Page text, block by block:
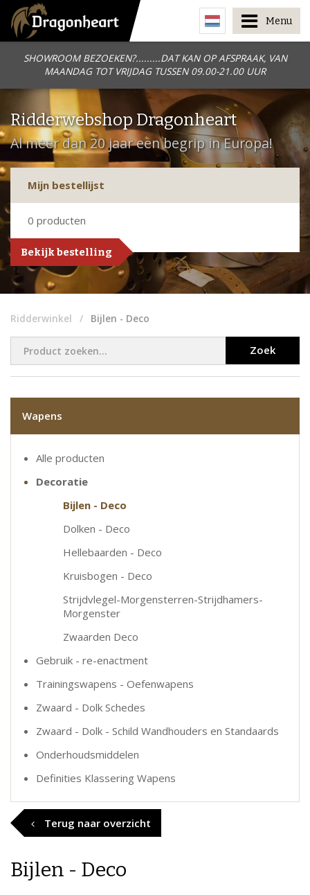
SHOWROOM BEZOEKEN?.........DAT KAN OP AFSPRAAK, VAN
MAANDAG TOT VRIJDAG TUSSEN 09.00-21.00 UUR
Menu
Ridderwebshop Dragonheart
Al meer dan 20 jaar een begrip in Europa!
Mijn bestellijst
0 producten
Bekijk bestelling
Ridderwinkel Bijlen - Deco
Zoek
Wapens
Alle producten
Decoratie
Bijlen - Deco
Dolken - Deco
Hellebaarden - Deco
Kruisbogen - Deco
Strijdvlegel-Morgensterren-Strijdhamers-
Morgenster
Zwaarden Deco
Gebruik - re-enactment
Trainingswapens - Oefenwapens
Zwaard - Dolk Schedes
Zwaard - Dolk - Schild Wandhouders en Standaards
Onderhoudsmiddelen
Definities Klassering Wapens
Terug naar overzicht
Bijlen - Deco